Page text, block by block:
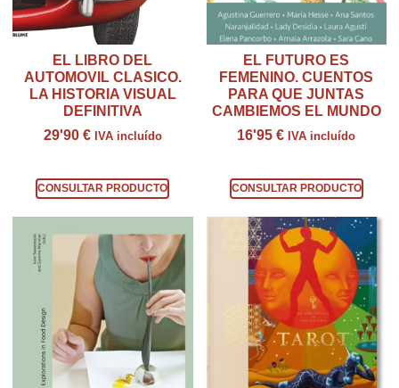
EL LIBRO DEL
AUTOMOVIL CLASICO.
LA HISTORIA VISUAL
DEFINITIVA
29'90 € IVA incluído
CONSULTAR PRODUCTO
EL FUTURO ES
FEMENINO. CUENTOS
PARA QUE JUNTAS
CAMBIEMOS EL MUNDO
16'95€ IVA incluído
CONSULTAR PRODUCTO